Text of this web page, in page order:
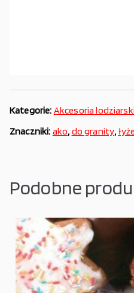
Kategorie: Akcesoria
Znaczniki: ako, do granity,
Podobne